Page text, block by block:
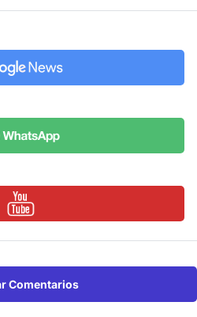
Comentarios